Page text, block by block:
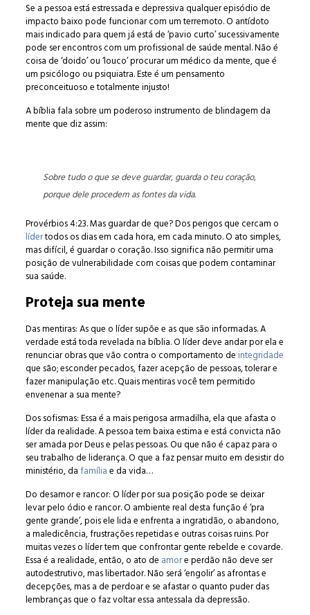
Se a pessoa está estressada e depressiva qualquer episódio de
impacto baixo pode funcionar com um terremoto. O antídoto
mais indicado para quem já está de ‘pavio curto’ sucessivamente
pode ser encontros com um profissional de saúde mental. Não é
coisa de ‘doido’ ou ‘louco’ procurar um médico da mente, que é
um psicólogo ou psiquiatra. Este é um pensamento
preconceituoso e totalmente injusto!
A bíblia fala sobre um poderoso instrumento de blindagem da
mente que diz assim:
Sobre tudo o que se deve guardar, guarda o teu coração,
porque dele procedem as fontes da vida.
Provérbios 4:23. Mas guardar de que? Dos perigos que cercam o
lídertodos os dias em cada hora, em cada minuto. O ato simples,
mas difícil, é guardar o coração. Isso significa não permitir uma
posição de vulnerabilidade com coisas que podem contaminar
sua saúde.
Proteja sua mente
Das mentiras: As que o líder supõe e as que são informadas. A
verdade está toda revelada na bíblia. O líder deve andar por ela e
renunciar obras que vão contra o comportamento de integridade
que são; esconder pecados, fazer acepção de pessoas, tolerar e
fazer manipulação etc. Quais mentiras você tem permitido
envenenar a sua mente?
Dos sofismas: Essa é a mais perigosa armadilha, ela que afasta o
líder da realidade. A pessoa tem baixa estima e está convicta não
ser amada por Deus e pelas pessoas. Ou que não é capaz para o
seu trabalho de liderança. O que a faz pensar muito em desistir do
ministério, dafamíliae da vida…
Do desamor e rancor: O líder por sua posição pode se deixar
levar pelo ódio e rancor. O ambiente real desta função é ‘pra
gente grande’, pois ele lida e enfrenta a ingratidão, o abandono,
a maledicência, frustrações repetidas e outras coisas ruins. Por
muitas vezes o líder tem que confrontar gente rebelde e covarde.
Essa é a realidade, então, o ato de amore perdão não deve ser
autodestrutivo, mas libertador. Não será ‘engolir’ as afrontas e
decepções, mas a de perdoar e se afastar o quanto puder das
lembranças que o faz voltar essa antessala da depressão.